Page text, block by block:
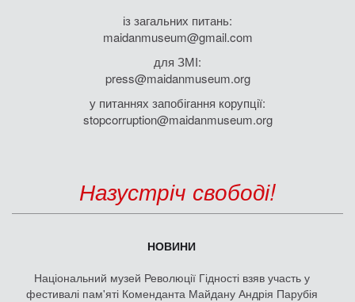
із загальних питань:
maidanmuseum@gmail.com
для ЗМІ:
press@maidanmuseum.org
у питаннях запобігання корупції:
stopcorruption@maidanmuseum.org
Назустріч свободі!
НОВИНИ
Національний музей Революції Гідності взяв участь у
фестивалі пам'яті Коменданта Майдану Андрія Парубія